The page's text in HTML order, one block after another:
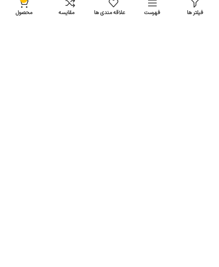
خودروها
فیلتر ها فهرست علاقه مندی ها مقایسه محصول